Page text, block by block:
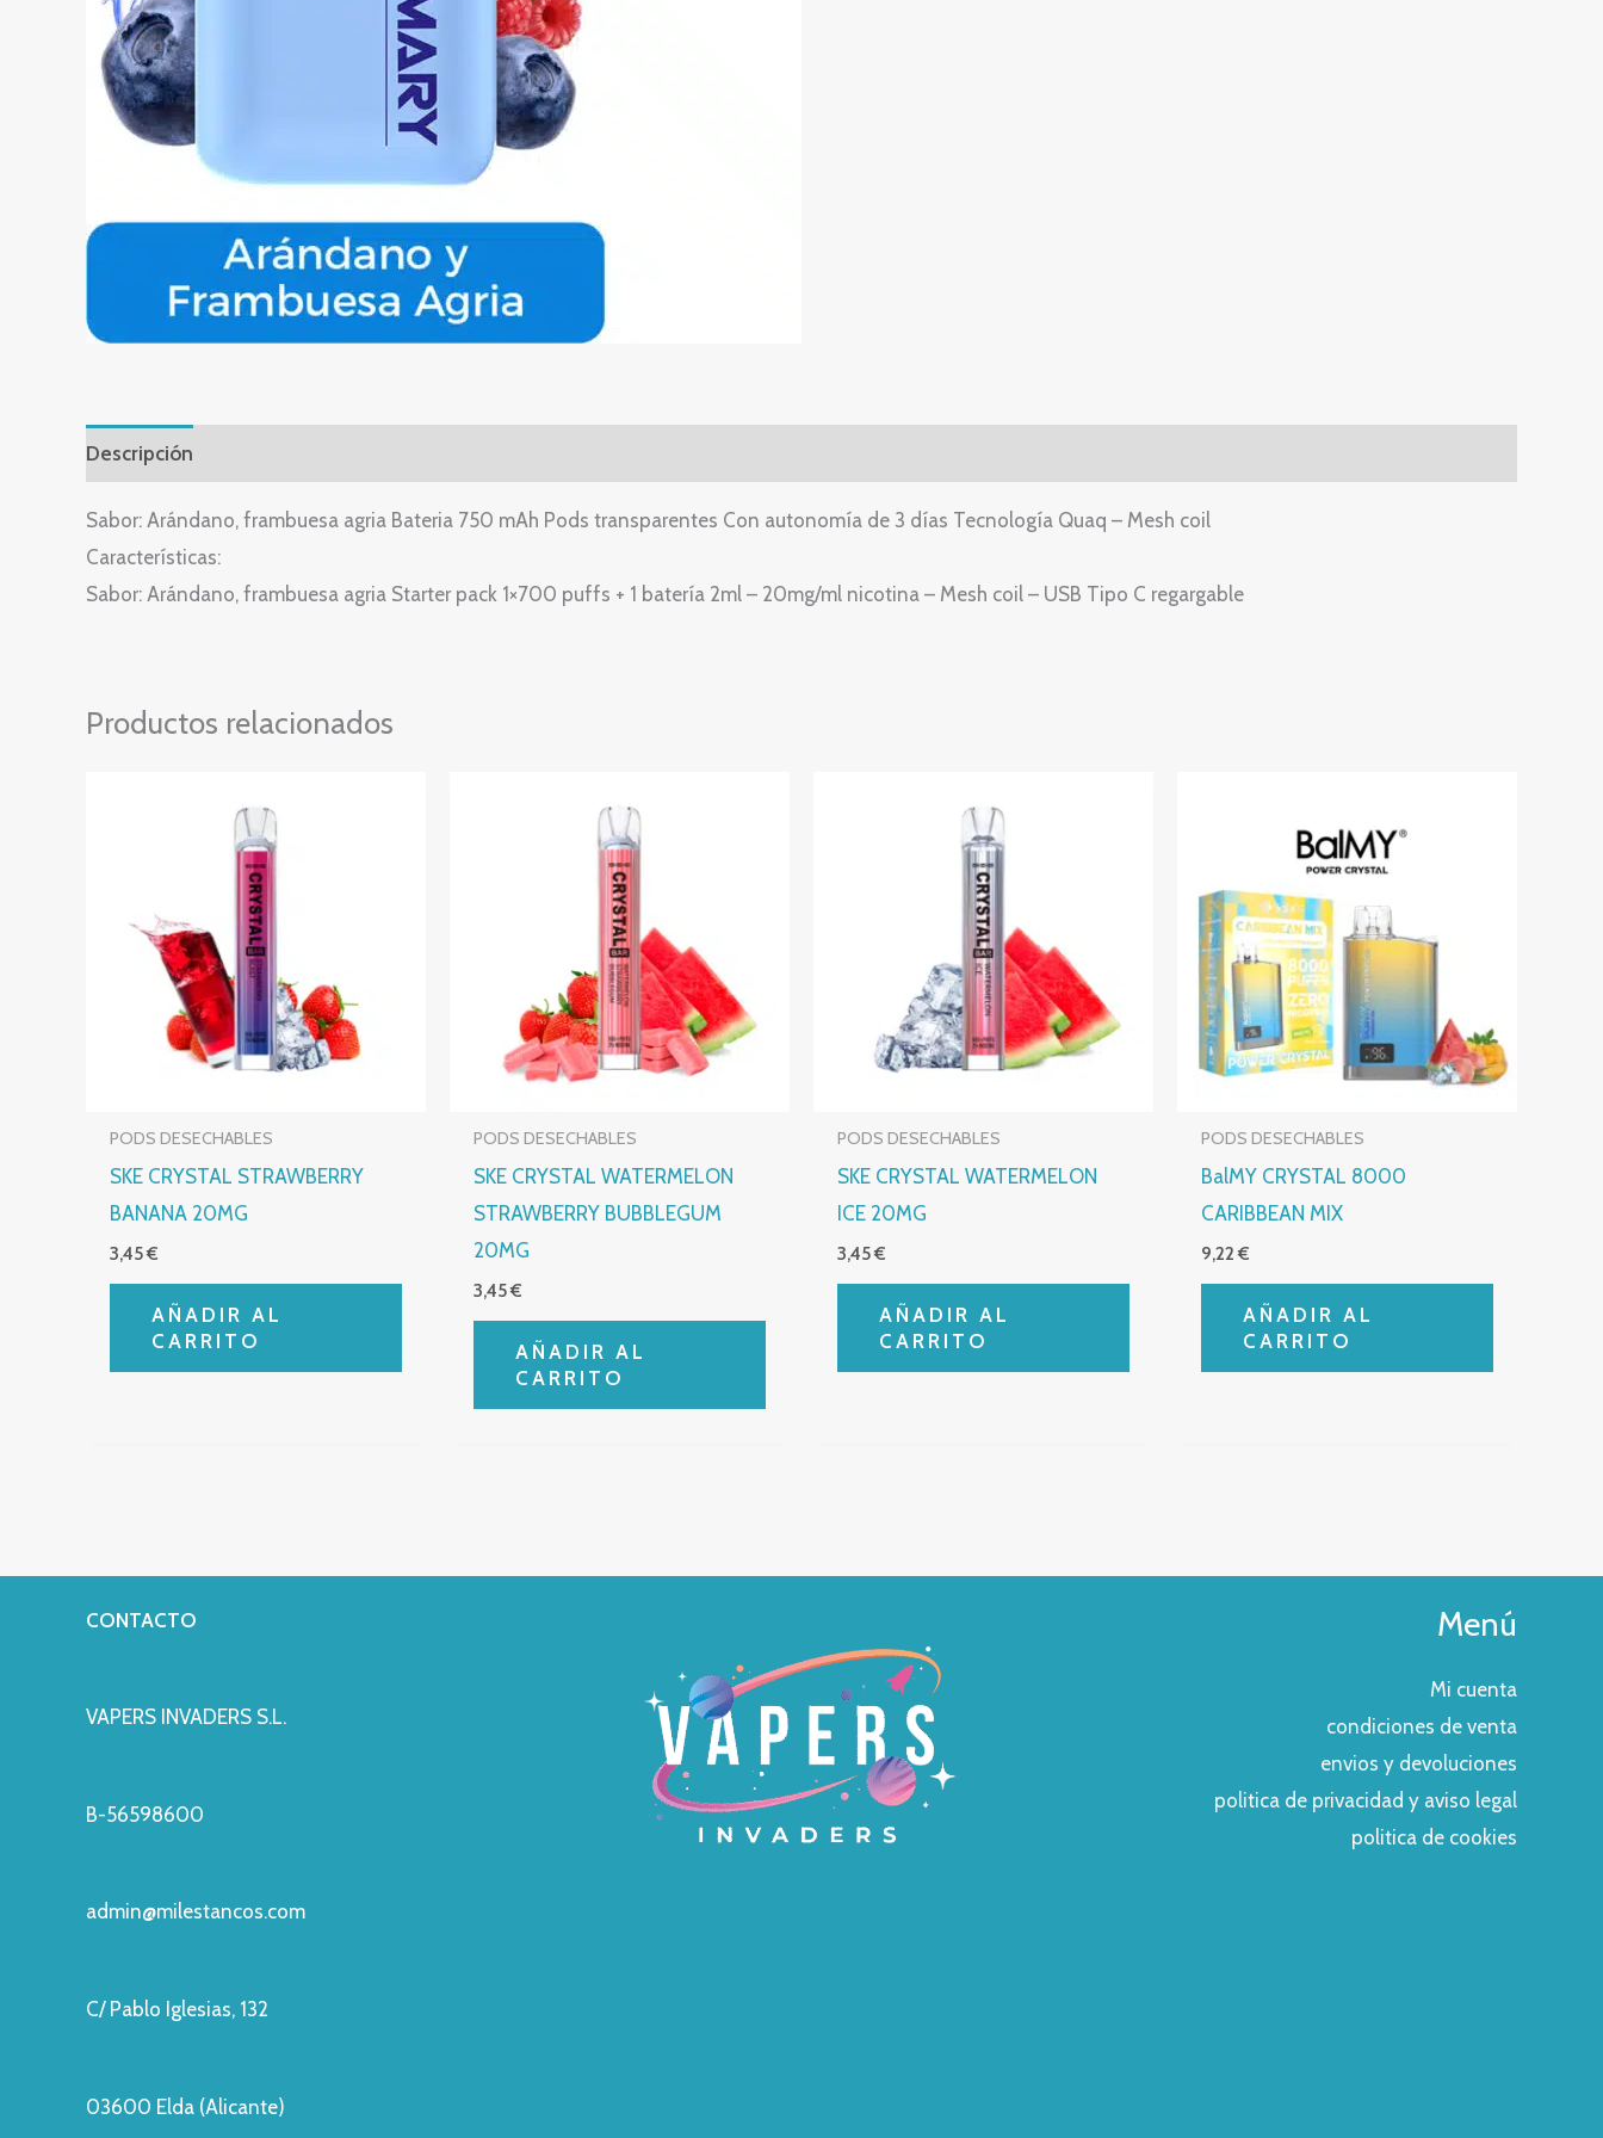
Descripción
Sabor: Arándano, frambuesa agria Bateria 750 mAh Pods transparentes Con autonomía de 3 días Tecnología Quaq – Mesh coil
Características:
Sabor: Arándano, frambuesa agria Starter pack 1×700 puffs + 1 batería 2ml – 20mg/ml nicotina – Mesh coil – USB Tipo C regargable
Productos relacionados
PODS DESECHABLES
SKE CRYSTAL STRAWBERRY
BANANA 20MG
3,45€
AÑADIR AL
CARRITO
PODS DESECHABLES
SKE CRYSTAL WATERMELON
STRAWBERRY BUBBLEGUM
20MG
3,45€
AÑADIR AL
CARRITO
PODS DESECHABLES
SKE CRYSTAL WATERMELON
ICE 20MG
3,45€
AÑADIR AL
CARRITO
PODS DESECHABLES
BalMY CRYSTAL 8000
CARIBBEAN MIX
9,22€
AÑADIR AL
CARRITO
CONTACTO
VAPERS INVADERS S.L.
B-56598600
admin@milestancos.com
C/ Pablo Iglesias, 132
03600 Elda (Alicante)
Menú
Mi cuenta
condiciones de venta
envios y devoluciones
politica de privacidad y aviso legal
politica de cookies